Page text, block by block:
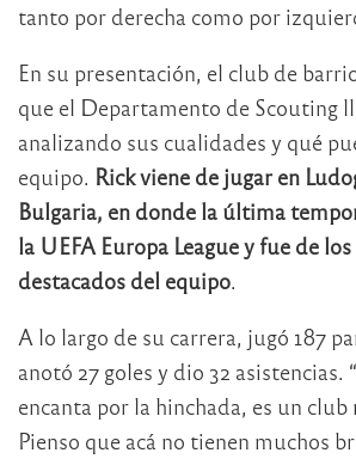
tanto por derecha como por
En su presentación, el club de
que el Departamento de Scouting
analizando sus cualidades y qué
equipo. Rick viene de jugar en
Bulgaria, en donde la última
la UEFA Europa League y fue de
destacados del equipo.
A lo largo de su carrera, jugó 187
anotó 27 goles y dio 32 asistencias.
encanta por la hinchada, es un club
Pienso que acá no tienen muchos